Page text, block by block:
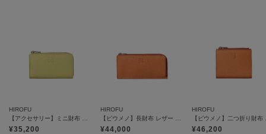
＜お気に入り登録とは＞
った場合にお知らせいたします。
HIROFU
¥35,200
HIROFU
¥44,000
HIROFU
¥46,200